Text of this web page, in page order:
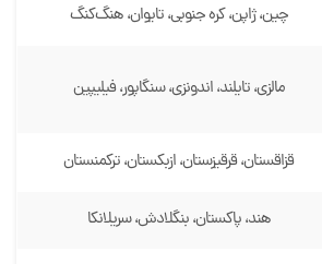
چین، ژاپن، کره جنوبی، تایوان، هنگ‌کنگ
مالزی، تایلند، اندونزی، سنگاپور، فیلیپین
قزاقستان، قرقیزستان، ازبکستان، ترکمنستان
هند، پاکستان، بنگلادش، سریلانکا